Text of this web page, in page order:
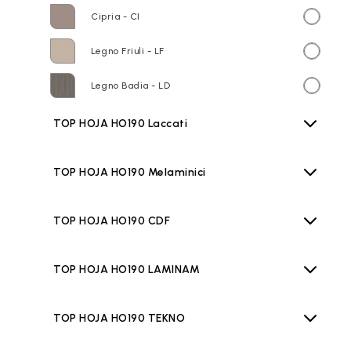
Cipria - CI
Legno Friuli - LF
Legno Badia - LD
TOP HOJA HO190 Laccati
TOP HOJA HO190 Melaminici
TOP HOJA HO190 CDF
TOP HOJA HO190 LAMINAM
TOP HOJA HO190 TEKNO